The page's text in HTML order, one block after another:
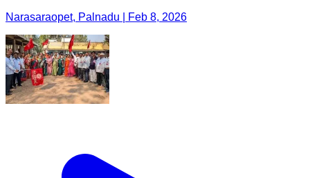
Narasaraopet, Palnadu | Feb 8, 2026